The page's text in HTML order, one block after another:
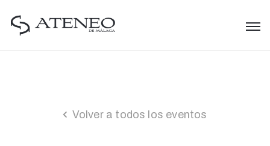
Volver a todos los eventos